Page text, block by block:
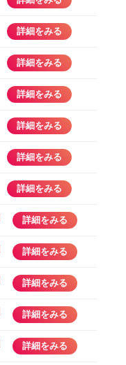
詳細をみる
詳細をみる
詳細をみる
詳細をみる
詳細をみる
詳細をみる
詳細をみる
詳細をみる
詳細をみる
詳細をみる
詳細をみる